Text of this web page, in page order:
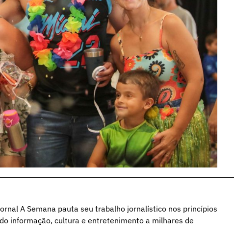
A Semana pauta seu trabalho jornalístico nos princípios
informação, cultura e entretenimento a milhares de